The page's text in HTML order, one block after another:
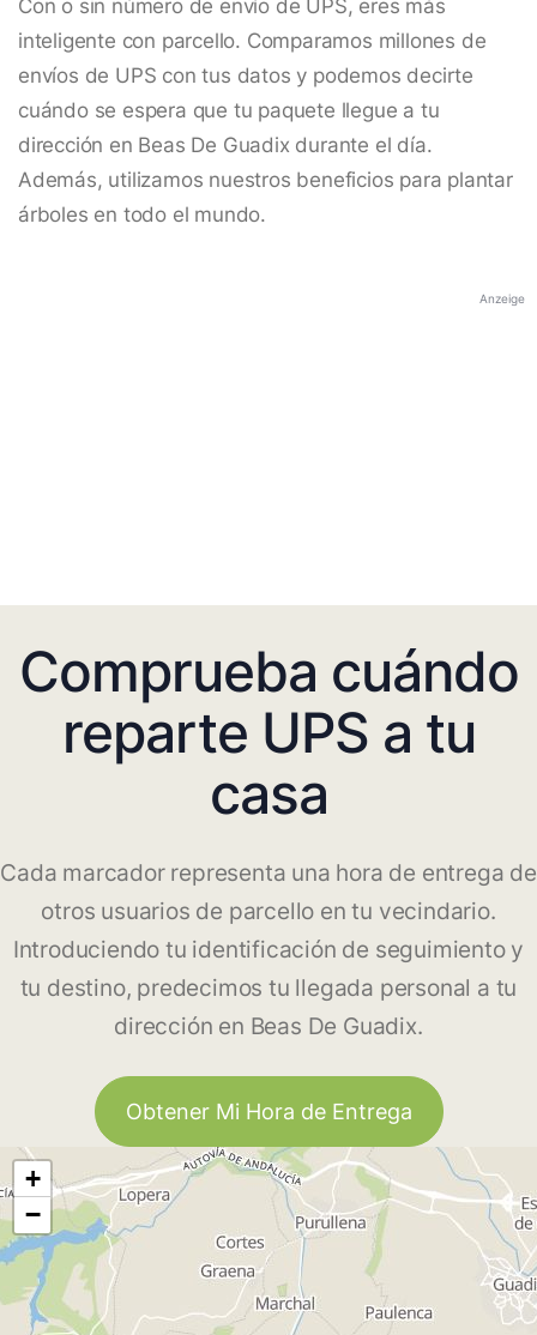
Con o sin número de envío de UPS, eres más
inteligente con parcello. Comparamos millones de
envíos de UPS con tus datos y podemos decirte
cuándo se espera que tu paquete llegue a tu
dirección en Beas De Guadix durante el día.
Además, utilizamos nuestros beneficios para plantar
árboles en todo el mundo.
Anzeige
Comprueba cuándo
reparte UPS a tu
casa
Cada marcador representa una hora de entrega de
otros usuarios de parcello en tu vecindario.
Introduciendo tu identificación de seguimiento y
tu destino, predecimos tu llegada personal a tu
dirección en Beas De Guadix.
Obtener Mi Hora de Entrega
+
−